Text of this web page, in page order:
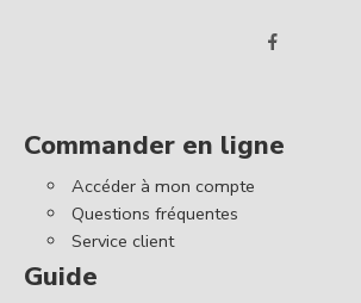
Commander en ligne
Accéder à mon compte
Questions fréquentes
Service client
Guide